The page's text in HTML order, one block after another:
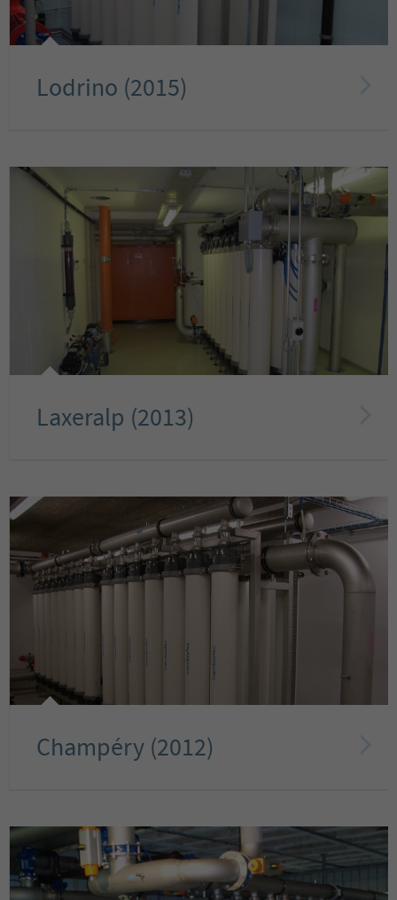
Lodrino (2015)
Laxeralp (2013)
Champéry (2012)